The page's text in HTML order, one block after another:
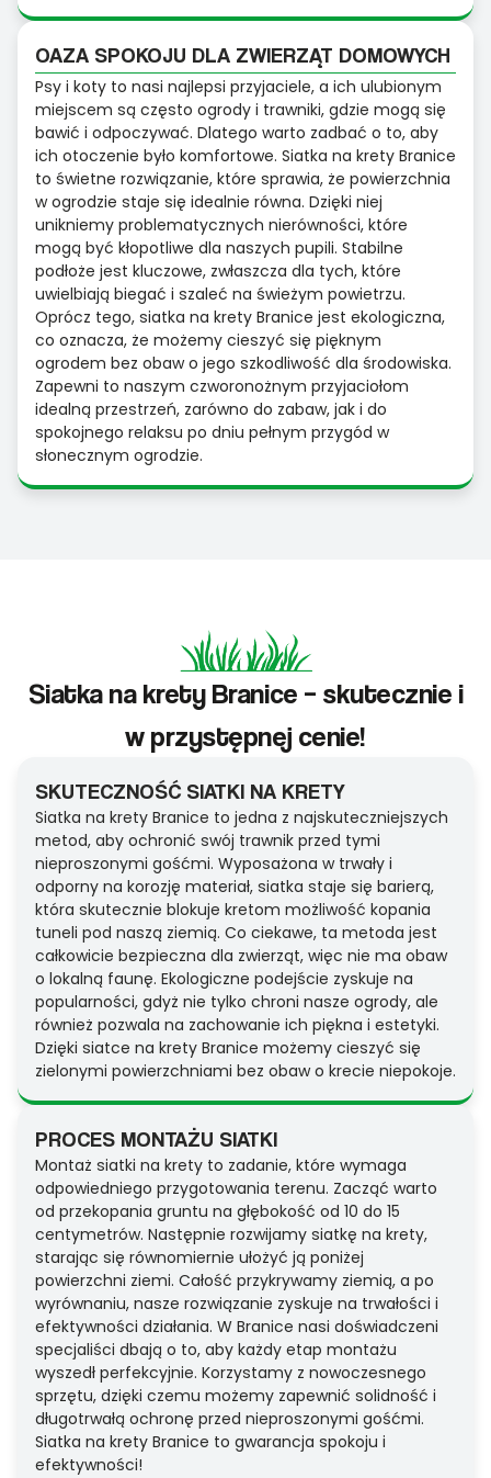
OAZA SPOKOJU DLA ZWIERZĄT DOMOWYCH
Psy i koty to nasi najlepsi przyjaciele, a ich ulubionym
miejscem są często ogrody i trawniki, gdzie mogą się
bawić i odpoczywać. Dlatego warto zadbać o to, aby
ich otoczenie było komfortowe. Siatka na krety Branice
to świetne rozwiązanie, które sprawia, że powierzchnia
w ogrodzie staje się idealnie równa. Dzięki niej
unikniemy problematycznych nierówności, które
mogą być kłopotliwe dla naszych pupili. Stabilne
podłoże jest kluczowe, zwłaszcza dla tych, które
uwielbiają biegać i szaleć na świeżym powietrzu.
Oprócz tego, siatka na krety Branice jest ekologiczna,
co oznacza, że możemy cieszyć się pięknym
ogrodem bez obaw o jego szkodliwość dla środowiska.
Zapewni to naszym czworonożnym przyjaciołom
idealną przestrzeń, zarówno do zabaw, jak i do
spokojnego relaksu po dniu pełnym przygód w
słonecznym ogrodzie.
Siatka na krety Branice – skutecznie i
w przystępnej cenie!
SKUTECZNOŚĆ SIATKI NA KRETY
Siatka na krety Branice to jedna z najskuteczniejszych
metod, aby ochronić swój trawnik przed tymi
nieproszonymi gośćmi. Wyposażona w trwały i
odporny na korozję materiał, siatka staje się barierą,
która skutecznie blokuje kretom możliwość kopania
tuneli pod naszą ziemią. Co ciekawe, ta metoda jest
całkowicie bezpieczna dla zwierząt, więc nie ma obaw
o lokalną faunę. Ekologiczne podejście zyskuje na
popularności, gdyż nie tylko chroni nasze ogrody, ale
również pozwala na zachowanie ich piękna i estetyki.
Dzięki siatce na krety Branice możemy cieszyć się
zielonymi powierzchniami bez obaw o krecie niepokoje.
PROCES MONTAŻU SIATKI
Montaż siatki na krety to zadanie, które wymaga
odpowiedniego przygotowania terenu. Zacząć warto
od przekopania gruntu na głębokość od 10 do 15
centymetrów. Następnie rozwijamy siatkę na krety,
starając się równomiernie ułożyć ją poniżej
powierzchni ziemi. Całość przykrywamy ziemią, a po
wyrównaniu, nasze rozwiązanie zyskuje na trwałości i
efektywności działania. W Branice nasi doświadczeni
specjaliści dbają o to, aby każdy etap montażu
wyszedł perfekcyjnie. Korzystamy z nowoczesnego
sprzętu, dzięki czemu możemy zapewnić solidność i
długotrwałą ochronę przed nieproszonymi gośćmi.
Siatka na krety Branice to gwarancja spokoju i
efektywności!